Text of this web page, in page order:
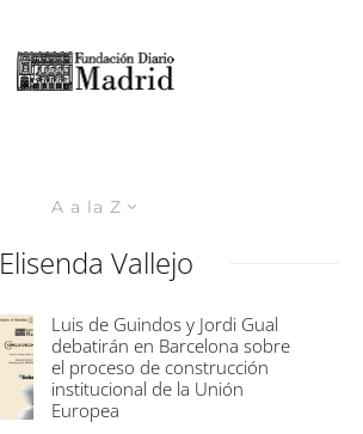
A a la Z
Elisenda Vallejo
Luis de Guindos y Jordi Gual
debatirán en Barcelona sobre
el proceso de construcción
institucional de la Unión
Europea